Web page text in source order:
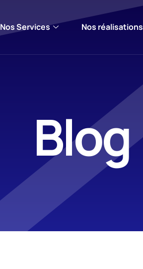
Nos Services Nos réalisations
Blog